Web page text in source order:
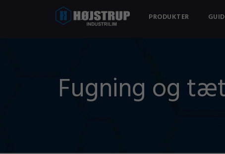
PRODUKTER
Fugning og